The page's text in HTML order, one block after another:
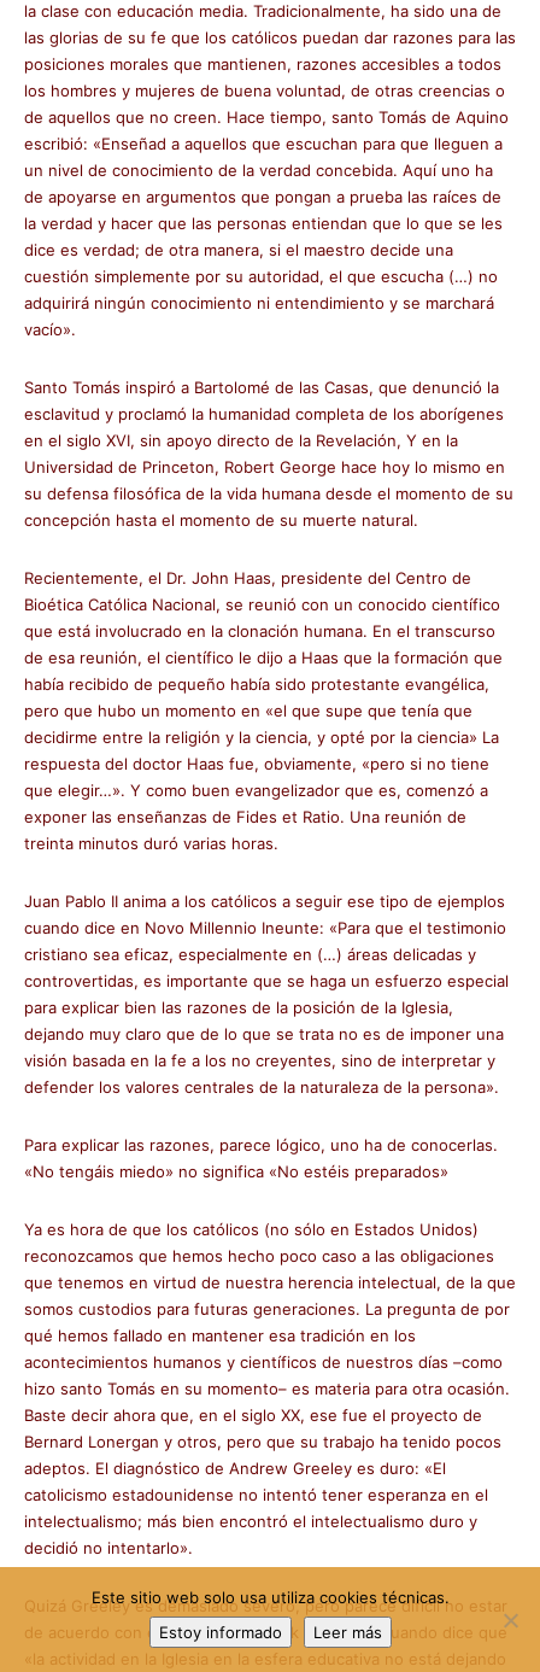
la clase con educación media. Tradicionalmente, ha sido una de
las glorias de su fe que los católicos puedan dar razones para las
posiciones morales que mantienen, razones accesibles a todos
los hombres y mujeres de buena voluntad, de otras creencias o
de aquellos que no creen. Hace tiempo, santo Tomás de Aquino
escribió: «Enseñad a aquellos que escuchan para que lleguen a
un nivel de conocimiento de la verdad concebida. Aquí uno ha
de apoyarse en argumentos que pongan a prueba las raíces de
la verdad y hacer que las personas entiendan que lo que se les
dice es verdad; de otra manera, si el maestro decide una
cuestión simplemente por su autoridad, el que escucha (…) no
adquirirá ningún conocimiento ni entendimiento y se marchará
vacío».
Santo Tomás inspiró a Bartolomé de las Casas, que denunció la
esclavitud y proclamó la humanidad completa de los aborígenes
en el siglo XVI, sin apoyo directo de la Revelación, Y en la
Universidad de Princeton, Robert George hace hoy lo mismo en
su defensa filosófica de la vida humana desde el momento de su
concepción hasta el momento de su muerte natural.
Recientemente, el Dr. John Haas, presidente del Centro de
Bioética Católica Nacional, se reunió con un conocido científico
que está involucrado en la clonación humana. En el transcurso
de esa reunión, el científico le dijo a Haas que la formación que
había recibido de pequeño había sido protestante evangélica,
pero que hubo un momento en «el que supe que tenía que
decidirme entre la religión y la ciencia, y opté por la ciencia» La
respuesta del doctor Haas fue, obviamente, «pero si no tiene
que elegir…». Y como buen evangelizador que es, comenzó a
exponer las enseñanzas de Fides et Ratio. Una reunión de
treinta minutos duró varias horas.
Juan Pablo II anima a los católicos a seguir ese tipo de ejemplos
cuando dice en Novo Millennio Ineunte: «Para que el testimonio
cristiano sea eficaz, especialmente en (…) áreas delicadas y
controvertidas, es importante que se haga un esfuerzo especial
para explicar bien las razones de la posición de la Iglesia,
dejando muy claro que de lo que se trata no es de imponer una
visión basada en la fe a los no creyentes, sino de interpretar y
defender los valores centrales de la naturaleza de la persona».
Para explicar las razones, parece lógico, uno ha de conocerlas.
«No tengáis miedo» no significa «No estéis preparados»
Ya es hora de que los católicos (no sólo en Estados Unidos)
reconozcamos que hemos hecho poco caso a las obligaciones
que tenemos en virtud de nuestra herencia intelectual, de la que
somos custodios para futuras generaciones. La pregunta de por
qué hemos fallado en mantener esa tradición en los
acontecimientos humanos y científicos de nuestros días –como
hizo santo Tomás en su momento– es materia para otra ocasión.
Baste decir ahora que, en el siglo XX, ese fue el proyecto de
Bernard Lonergan y otros, pero que su trabajo ha tenido pocos
adeptos. El diagnóstico de Andrew Greeley es duro: «El
catolicismo estadounidense no intentó tener esperanza en el
intelectualismo; más bien encontró el intelectualismo duro y
decidió no intentarlo».
Quizá Greeley es demasiado severo, pero parece difícil no estar
de acuerdo con el teólogo Frederick Lawrence cuando dice que
«la actividad en la Iglesia en la esfera educativa no está dejando
Este sitio web solo usa utiliza cookies técnicas.
Estoy informado
Leer más